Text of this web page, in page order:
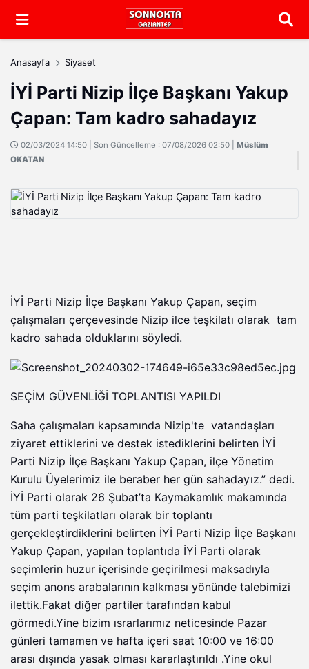
Arama
Anasayfa Siyaset
İYİ Parti Nizip İlçe Başkanı Yakup
Çapan: Tam kadro sahadayız
02/03/2024 14:50 | Son Güncelleme : 07/08/2026 02:50 | Müslüm
OKATAN
İYİ Parti Nizip İlçe Başkanı Yakup Çapan, seçim
çalışmaları çerçevesinde Nizip ilce teşkilatı olarak tam
kadro sahada olduklarını söyledi.
SEÇİM GÜVENLİĞİ TOPLANTISI YAPILDI
Saha çalışmaları kapsamında Nizip'te vatandaşları
ziyaret ettiklerini ve destek istediklerini belirten İYİ
Parti Nizip İlçe Başkanı Yakup Çapan, ilçe Yönetim
Kurulu Üyelerimiz ile beraber her gün sahadayız.” dedi.
İYİ Parti olarak 26 Şubat’ta Kaymakamlık makamında
tüm parti teşkilatları olarak bir toplantı
gerçekleştirdiklerini belirten İYİ Parti Nizip İlçe Başkanı
Yakup Çapan, yapılan toplantıda İYİ Parti olarak
seçimlerin huzur içerisinde geçirilmesi maksadıyla
seçim anons arabalarının kalkması yönünde talebimizi
ilettik.Fakat diğer partiler tarafından kabul
görmedi.Yine bizim ısrarlarımız neticesinde Pazar
günleri tamamen ve hafta içeri saat 10:00 ve 16:00
arası dışında yasak olması kararlaştırıldı .Yine okul